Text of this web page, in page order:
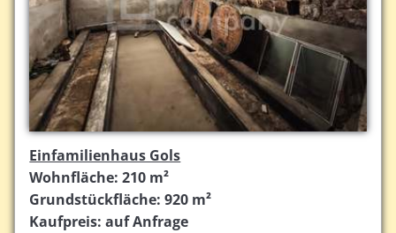
Einfamilienhaus Gols
Wohnfläche: 210 m²
Grundstückfläche: 920 m²
Kaufpreis: auf Anfrage